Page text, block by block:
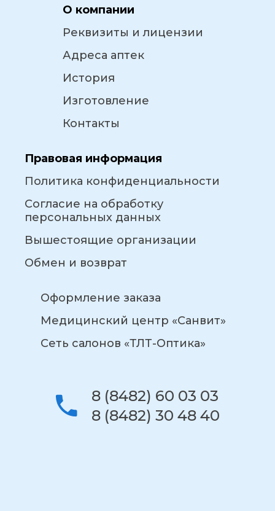
О компании
Реквизиты и лицензии
Адреса аптек
История
Изготовление
Контакты
Правовая информация
Политика конфиденциальности
Согласие на обработку
персональных данных
Вышестоящие организации
Обмен и возврат
Оформление заказа
Медицинский центр «Санвит»
Сеть салонов «ТЛТ-Оптика»
8 (8482) 60 03 03
8 (8482) 30 48 40